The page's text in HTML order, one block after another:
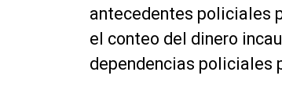
antecedentes policiales
el conteo del dinero
dependencias policiales